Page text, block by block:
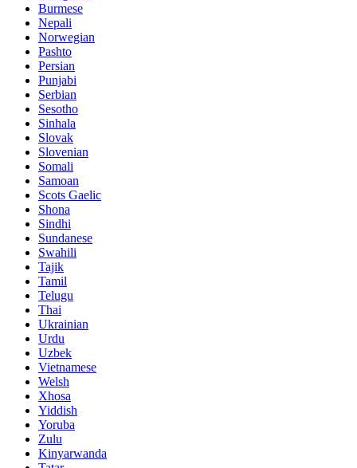
Burmese
Nepali
Norwegian
Pashto
Persian
Punjabi
Serbian
Sesotho
Sinhala
Slovak
Slovenian
Somali
Samoan
Scots Gaelic
Shona
Sindhi
Sundanese
Swahili
Tajik
Tamil
Telugu
Thai
Ukrainian
Urdu
Uzbek
Vietnamese
Welsh
Xhosa
Yiddish
Yoruba
Zulu
Kinyarwanda